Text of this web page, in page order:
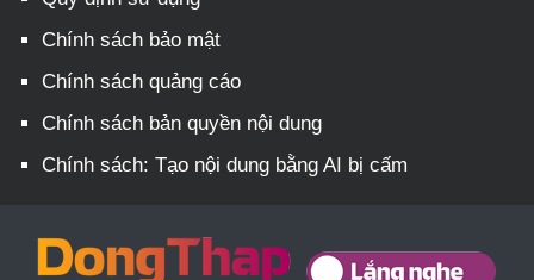
Chính sách bảo mật
Chính sách quảng cáo
Chính sách bản quyền nội dung
Chính sách: Tạo nội dung bằng AI bị cấm